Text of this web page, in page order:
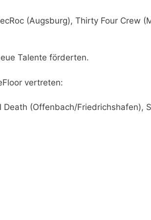
(Augsburg), Thirty Four Crew
Talente förderten.
vertreten:
Death (Offenbach/Friedrichshafen),